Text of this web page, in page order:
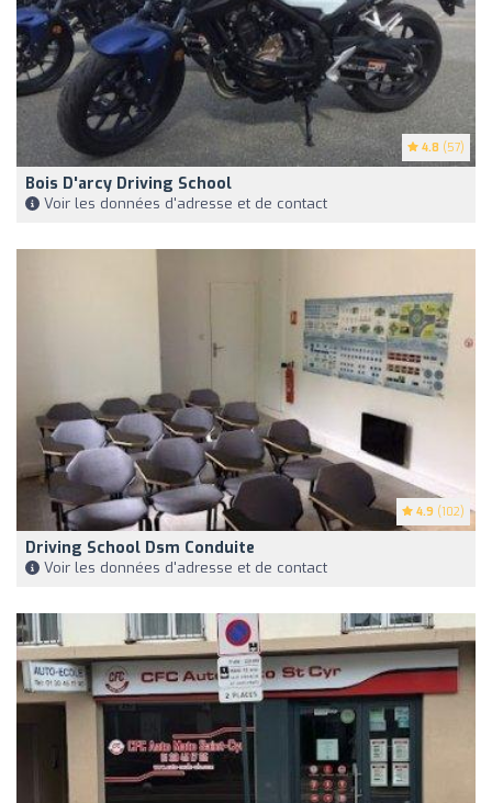
4.8 (57)
Bois D'arcy Driving School
Voir les données d'adresse et de contact
4.9 (102)
Driving School Dsm Conduite
Voir les données d'adresse et de contact